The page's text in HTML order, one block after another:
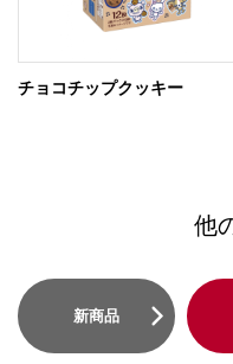
チョコチップクッキー
他
新商品